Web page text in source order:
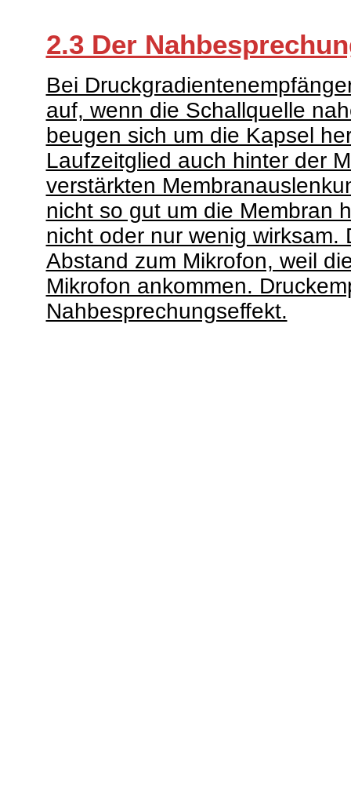
2.3 Der
Bei
auf, wenn die Schallquelle
beugen sich um die Kapsel
Laufzeitglied auch hinter der
verstärkten
nicht so gut um die Membran
nicht oder nur wenig
Abstand zum Mikrofon, weil
Mikrofon ankommen.
Nahbesprechungseffekt.